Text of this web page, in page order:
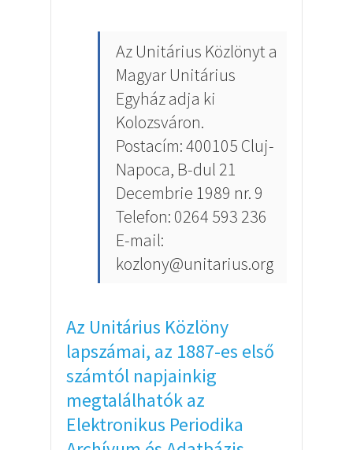
Az Unitárius Közlönyt a
Magyar Unitárius
Egyház adja ki
Kolozsváron.
Postacím: 400105 Cluj-
Napoca, B-dul 21
Decembrie 1989 nr. 9
Telefon: 0264 593 236
E-mail:
kozlony@unitarius.org
Az Unitárius Közlöny
lapszámai, az 1887-es első
számtól napjainkig
megtalálhatók az
Elektronikus Periodika